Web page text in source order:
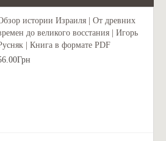
истории Израиля | От древних
до великого восстания | Игорь
| Книга в формате PDF